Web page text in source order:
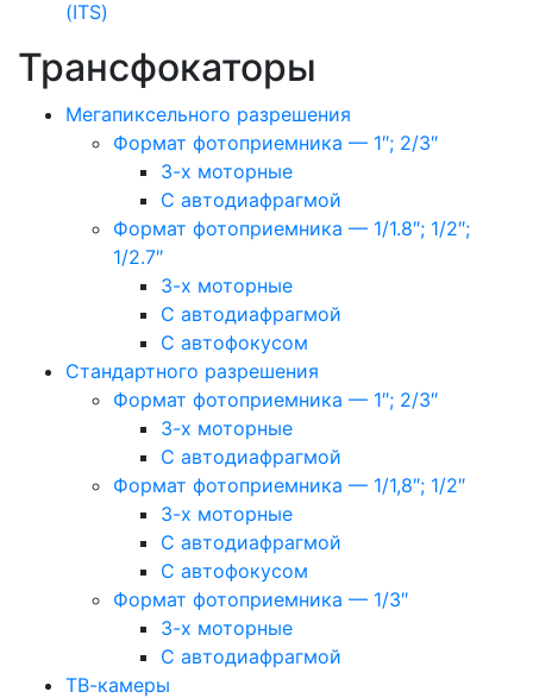
(ITS)
Трансфокаторы
Мегапиксельного разрешения
Формат фотоприемника — 1″; 2/3″
3-х моторные
С автодиафрагмой
Формат фотоприемника — 1/1.8″; 1/2″;
1/2.7″
3-х моторные
С автодиафрагмой
С автофокусом
Стандартного разрешения
Формат фотоприемника — 1″; 2/3″
3-х моторные
С автодиафрагмой
Формат фотоприемника — 1/1,8″; 1/2″
3-х моторные
С автодиафрагмой
С автофокусом
Формат фотоприемника — 1/3″
3-х моторные
С автодиафрагмой
ТВ-камеры